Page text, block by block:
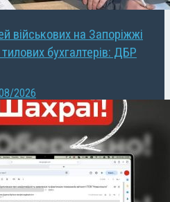
військових на Запоріжжі
бухгалтерів: ДБР
2026